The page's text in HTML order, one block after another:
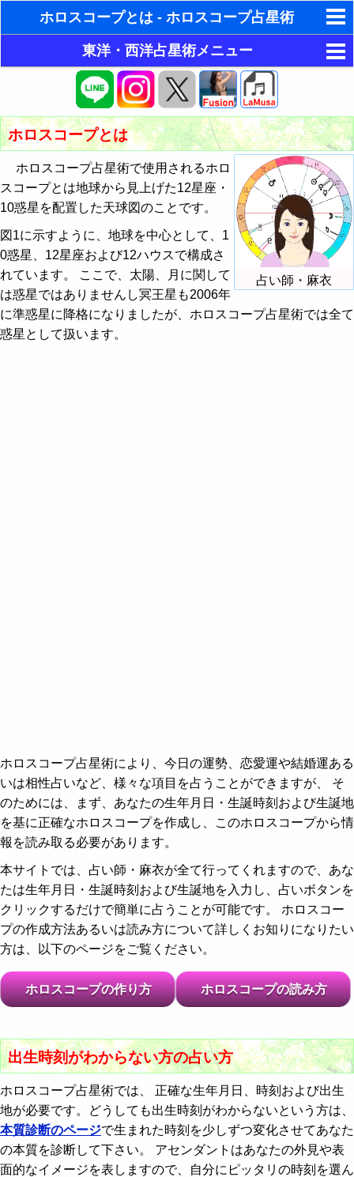
ホロスコープとは - ホロスコープ占星術
ゆめの夢占い
人気の夢占い
ホラリー占星術
手相占いで未来診断
タロットカードで無料占い
命名の姓名判断
飛星派風水で住宅開運
男と女の心理学と心理テスト
東洋・西洋占星術メニュー
今月の運勢
今週の運勢
今日の運勢
相性占い
恋愛占い
ホロスコープ占星術
今月の運勢
今週の運勢
今日の運勢
本質診断
性格診断
近未来の運勢
人生の設計図
東洋占星術
簡単四柱推命（六星占術）で今月の運勢
簡単四柱推命（六星占術）で今週の運勢
簡単四柱推命（六星占術）で今日の運勢
簡単四柱推命（六星占術）で性格診断
簡単四柱推命（六星占術）で今月の相性
簡単四柱推命（六星占術）で今日の相性
パワーストーン
恋愛運・結婚運アップ
金運・財運アップ
仕事運・学問運アップ
健康運・生命力アップ
邪気払い・全体運
占い掲示板
占い掲示板の使用ルール
占い掲示板の投稿・編集
運勢メール配信登録
占いエンジン
今日の運勢 - ホロスコープ占星術
相性占い - ホロスコープ占星術
ホロスコープとは
占い師・麻衣
ホロスコープ占星術で使用されるホロ
スコープとは地球から見上げた12星座・
10惑星を配置した天球図のことです。
図1に示すように、地球を中心として、1
0惑星、12星座および12ハウスで構成さ
れています。 ここで、太陽、月に関して
は惑星ではありませんし冥王星も2006年
に準惑星に降格になりましたが、ホロスコープ占星術では全て
惑星として扱います。
ホロスコープ占星術により、今日の運勢、恋愛運や結婚運ある
いは相性占いなど、様々な項目を占うことができますが、 そ
のためには、まず、あなたの生年月日・生誕時刻および生誕地
を基に正確なホロスコープを作成し、このホロスコープから情
報を読み取る必要があります。
本サイトでは、占い師・麻衣が全て行ってくれますので、あな
たは生年月日・生誕時刻および生誕地を入力し、占いボタンを
クリックするだけで簡単に占うことが可能です。 ホロスコー
プの作成方法あるいは読み方について詳しくお知りになりたい
方は、以下のページをご覧ください。
ホロスコープの作り方 ホロスコープの読み方
出生時刻がわからない方の占い方
ホロスコープ占星術では、 正確な生年月日、時刻および出生
地が必要です。どうしても出生時刻がわからないという方は、
本質診断のページで生まれた時刻を少しずつ変化させてあなた
の本質を診断して下さい。 アセンダントはあなたの外見や表
面的なイメージを表しますので、自分にピッタリの時刻を選ん